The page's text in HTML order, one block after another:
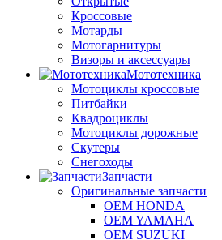
Кроссовые
Мотарды
Мотогарнитуры
Визоры и аксессуары
Мототехника
Мотоциклы кроссовые
Питбайки
Квадроциклы
Мотоциклы дорожные
Скутеры
Снегоходы
Запчасти
Оригинальные запчасти
OEM HONDA
OEM YAMAHA
OEM SUZUKI